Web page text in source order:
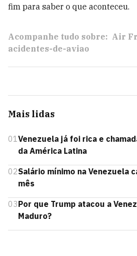
fim para saber o que aconteceu.
Acompanhe tudo sobre: Air
acidentes-de-aviao
Mais lidas
01 Venezuela já foi rica e
da América Latina
02Salário mínimo na Venezuela
mês
03Por que Trump atacou a
Maduro?